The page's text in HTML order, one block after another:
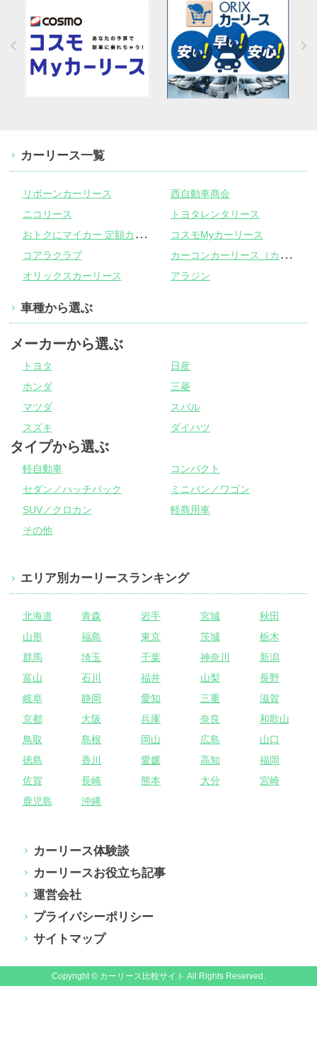
カーリース一覧
リボーンカーリース
西自動車商会
ニコリース
トヨタレンタリース
お
トクにマイカー 定額カルモくん
コスモMyカーリース
コアラクラブ
カ
ーコンカーリース（カーコンビニ倶楽部）
オリックスカーリース アラジン
車種から選ぶ
メーカーから選ぶ
トヨタ
日産
ホンダ
三菱
マツダ
スバル
スズキ
ダイハツ
タイプから選ぶ
軽自動車
コンパクト
セダン／ハッチバック
ミニバン／ワゴン
SUV／クロカン
軽商用車
その他
エリア別カーリースランキング
北海道 青森 岩手 宮城
秋田
山形
福島 東京 茨城
栃木
群馬
埼玉 千葉 神奈川
新潟
富山
石川 福井 山梨
長野
岐阜
静岡 愛知 三重
滋賀
京都
大阪 兵庫 奈良
和歌山
鳥取
島根 岡山 広島
山口
徳島
香川 愛媛 高知
福岡
佐賀
長崎 熊本 大分
宮崎
鹿児島
沖縄
カーリース体験談
カーリースお役立ち記事
運営会社
プライバシーポリシー
サイトマップ
Copyright © カーリース比較サイト All Rights Reserved.